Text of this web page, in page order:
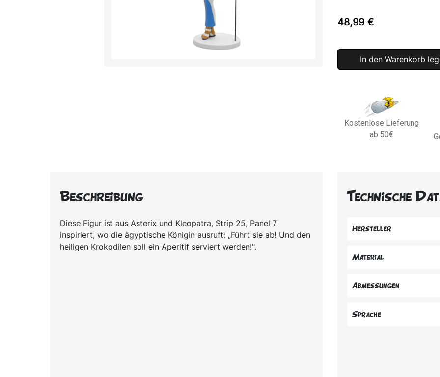
48,99 €
In den Warenkorb
Kostenlose Lieferung
ab 50€
Beschreibung
Diese Figur ist aus Asterix und Kleopatra, Strip 25, Panel 7
inspiriert, wo die ägyptische Königin ausruft: „Führt sie ab! Und den
heiligen Krokodilen soll ein Aperitif serviert werden!".
Technische
Hersteller
Material
Abmessungen
Sprache